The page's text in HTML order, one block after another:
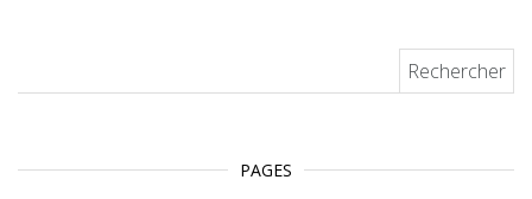
PAGES